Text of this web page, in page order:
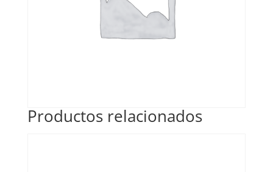
Productos relacionados